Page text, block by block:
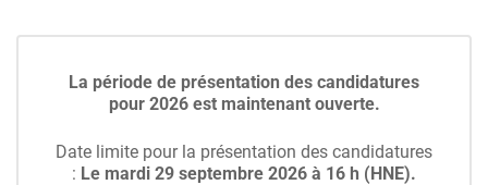
La période de présentation des candidatures
pour 2026 est maintenant ouverte.
Date limite pour la présentation des candidatures
: Le mardi 29 septembre 2026 à 16 h (HNE).